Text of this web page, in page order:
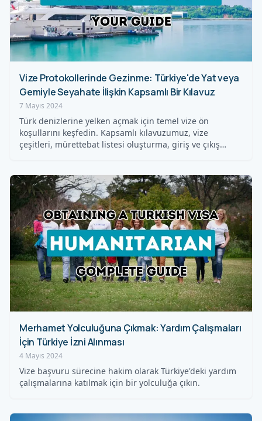
Vize Protokollerinde Gezinme: Türkiye'de Yat veya
Gemiyle Seyahate İlişkin Kapsamlı Bir Kılavuz
7 Mayıs 2024
Türk denizlerine yelken açmak için temel vize ön
koşullarını keşfedin. Kapsamlı kılavuzumuz, vize
çeşitleri, mürettebat listesi oluşturma, giriş ve çıkış…
Merhamet Yolculuğuna Çıkmak: Yardım Çalışmaları
İçin Türkiye İzni Alınması
4 Mayıs 2024
Vize başvuru sürecine hakim olarak Türkiye'deki yardım
çalışmalarına katılmak için bir yolculuğa çıkın.